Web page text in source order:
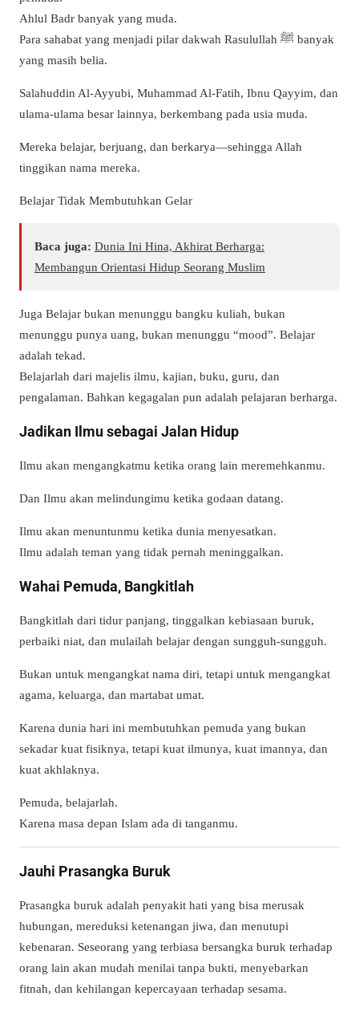
Ahlul Badr banyak yang muda.
Para sahabat yang menjadi pilar dakwah Rasulullah ﷺ banyak
yang masih belia.
Salahuddin Al-Ayyubi, Muhammad Al-Fatih, Ibnu Qayyim, dan
ulama-ulama besar lainnya, berkembang pada usia muda.
Mereka belajar, berjuang, dan berkarya—sehingga Allah
tinggikan nama mereka.
Belajar Tidak Membutuhkan Gelar
Baca juga: Dunia Ini Hina, Akhirat Berharga:
Membangun Orientasi Hidup Seorang Muslim
Juga Belajar bukan menunggu bangku kuliah, bukan
menunggu punya uang, bukan menunggu “mood”. Belajar
adalah tekad.
Belajarlah dari majelis ilmu, kajian, buku, guru, dan
pengalaman. Bahkan kegagalan pun adalah pelajaran berharga.
Jadikan Ilmu sebagai Jalan Hidup
Ilmu akan mengangkatmu ketika orang lain meremehkanmu.
Dan Ilmu akan melindungimu ketika godaan datang.
Ilmu akan menuntunmu ketika dunia menyesatkan.
Ilmu adalah teman yang tidak pernah meninggalkan.
Wahai Pemuda, Bangkitlah
Bangkitlah dari tidur panjang, tinggalkan kebiasaan buruk,
perbaiki niat, dan mulailah belajar dengan sungguh-sungguh.
Bukan untuk mengangkat nama diri, tetapi untuk mengangkat
agama, keluarga, dan martabat umat.
Karena dunia hari ini membutuhkan pemuda yang bukan
sekadar kuat fisiknya, tetapi kuat ilmunya, kuat imannya, dan
kuat akhlaknya.
Pemuda, belajarlah.
Karena masa depan Islam ada di tanganmu.
Jauhi Prasangka Buruk
Prasangka buruk adalah penyakit hati yang bisa merusak
hubungan, mereduksi ketenangan jiwa, dan menutupi
kebenaran. Seseorang yang terbiasa bersangka buruk terhadap
orang lain akan mudah menilai tanpa bukti, menyebarkan
fitnah, dan kehilangan kepercayaan terhadap sesama.